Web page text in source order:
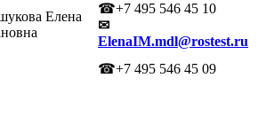
Елена
☎+7 495 546 45 10
✉
ElenaIM.mdl@rostest.ru
☎+7 495 546 45 09